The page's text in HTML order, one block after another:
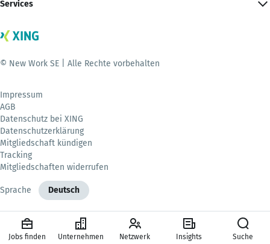
Services
© New Work SE | Alle Rechte vorbehalten
Impressum
AGB
Datenschutz bei XING
Datenschutzerklärung
Mitgliedschaft kündigen
Tracking
Mitgliedschaften widerrufen
Sprache Deutsch
Jobs finden Unternehmen Netzwerk Insights Suche